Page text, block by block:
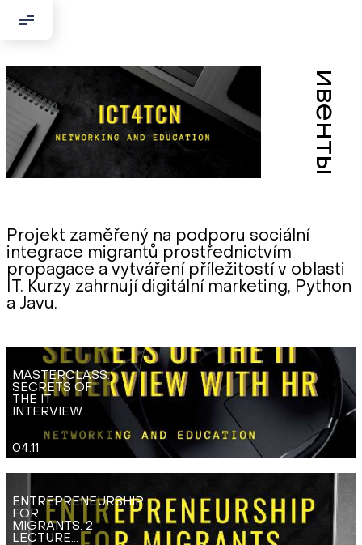
Добрый день!
Если вы хотите с нами связаться,
пожалуйста, контактируйте нас:
По адресу:
Или в соцсети Telegram:
@Interkulturnipracepraha14
ивенты
Projekt zaměřený na podporu sociální
integrace migrantů prostřednictvím
propagace a vytváření příležitostí v oblasti
IT. Kurzy zahrnují digitální marketing, Python
a Javu.
MASTERCLASS:
SECRETS OF
THE IT
INTERVIEW...
04.11
ENTREPRENEURSHIP
FOR
MIGRANTS. 2
LECTURE...